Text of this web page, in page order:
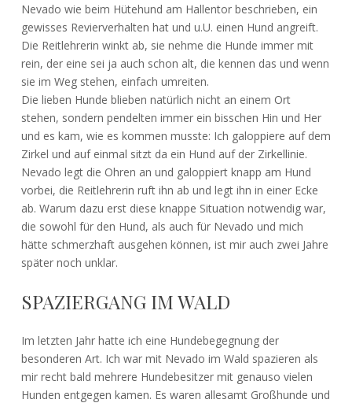
Nevado wie beim Hütehund am Hallentor beschrieben, ein
gewisses Revierverhalten hat und u.U. einen Hund angreift.
Die Reitlehrerin winkt ab, sie nehme die Hunde immer mit
rein, der eine sei ja auch schon alt, die kennen das und wenn
sie im Weg stehen, einfach umreiten.
Die lieben Hunde blieben natürlich nicht an einem Ort
stehen, sondern pendelten immer ein bisschen Hin und Her
und es kam, wie es kommen musste: Ich galoppiere auf dem
Zirkel und auf einmal sitzt da ein Hund auf der Zirkellinie.
Nevado legt die Ohren an und galoppiert knapp am Hund
vorbei, die Reitlehrerin ruft ihn ab und legt ihn in einer Ecke
ab. Warum dazu erst diese knappe Situation notwendig war,
die sowohl für den Hund, als auch für Nevado und mich
hätte schmerzhaft ausgehen können, ist mir auch zwei Jahre
später noch unklar.
SPAZIERGANG IM WALD
Im letzten Jahr hatte ich eine Hundebegegnung der
besonderen Art. Ich war mit Nevado im Wald spazieren als
mir recht bald mehrere Hundebesitzer mit genauso vielen
Hunden entgegen kamen. Es waren allesamt Großhunde und